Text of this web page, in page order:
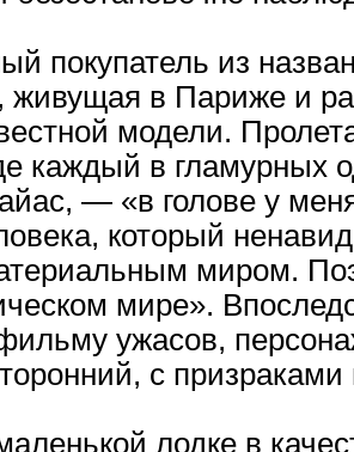
покупатель из
живущая в Париже и
модели.
каждый в
— «в голове у
который
миром.
мире».
ужасов,
с
лодке в